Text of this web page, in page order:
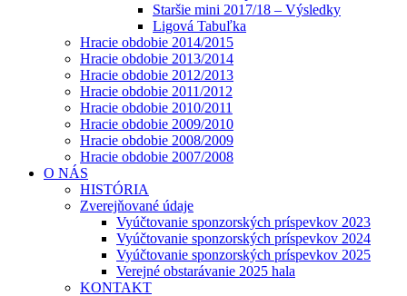
Staršie mini 2017/18 – Výsledky
Ligová Tabuľka
Hracie obdobie 2014/2015
Hracie obdobie 2013/2014
Hracie obdobie 2012/2013
Hracie obdobie 2011/2012
Hracie obdobie 2010/2011
Hracie obdobie 2009/2010
Hracie obdobie 2008/2009
Hracie obdobie 2007/2008
O NÁS
HISTÓRIA
Zverejňované údaje
Vyúčtovanie sponzorských príspevkov 2023
Vyúčtovanie sponzorských príspevkov 2024
Vyúčtovanie sponzorských príspevkov 2025
Verejné obstarávanie 2025 hala
KONTAKT